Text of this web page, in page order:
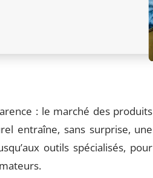
: le marché des produits
entraîne, sans surprise, une
outils spécialisés, pour